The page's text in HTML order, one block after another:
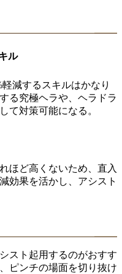
ル
減するスキルはかなり
る究極ヘラや、ヘラドラ
て対策可能になる。
ほど高くないため、直入
効果を活かし、アシスト
スト起用するのがおすす
ピンチの場面を切り抜け